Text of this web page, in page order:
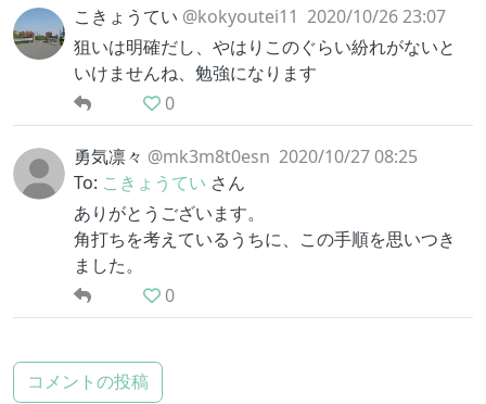
こきょうてい @kokyoutei11 2020/10/26 23:07
狙いは明確だし、やはりこのぐらい紛れがないと
いけませんね、勉強になります
0
勇気凛々 @mk3m8t0esn 2020/10/27 08:25
To: こきょうてい さん
ありがとうございます。
角打ちを考えているうちに、この手順を思いつき
ました。
0
コメントの投稿